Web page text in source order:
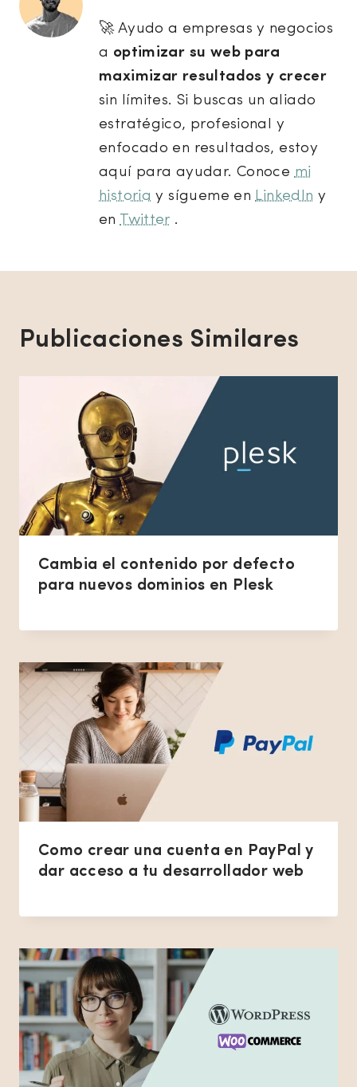
🚀 Ayudo a empresas y negocios
a optimizar su web para
maximizar resultados y crecer
sin límites. Si buscas un aliado
estratégico, profesional y
enfocado en resultados, estoy
aquí para ayudar. Conocemi
historia y sígueme enLinkedIn y
enTwitter .
Publicaciones Similares
Cambia el contenido por defecto
para nuevos dominios en Plesk
Como crear una cuenta en PayPal y
dar acceso a tu desarrollador web